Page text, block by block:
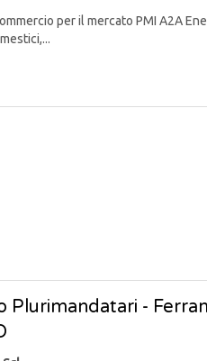
per il mercato PMI A2A
-